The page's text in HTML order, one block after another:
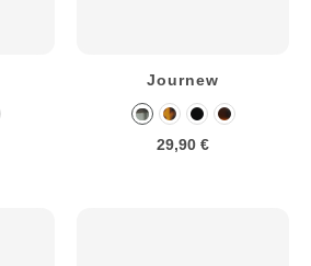
Journew
29,90 €